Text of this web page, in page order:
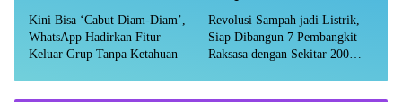
Kini Bisa ‘Cabut Diam-Diam’,
WhatsApp Hadirkan Fitur
Keluar Grup Tanpa Ketahuan
Revolusi Sampah jadi Listrik,
Siap Dibangun 7 Pembangkit
Raksasa dengan Sekitar 200